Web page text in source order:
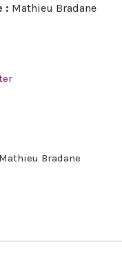
: Mathieu Bradane
Mathieu Bradane